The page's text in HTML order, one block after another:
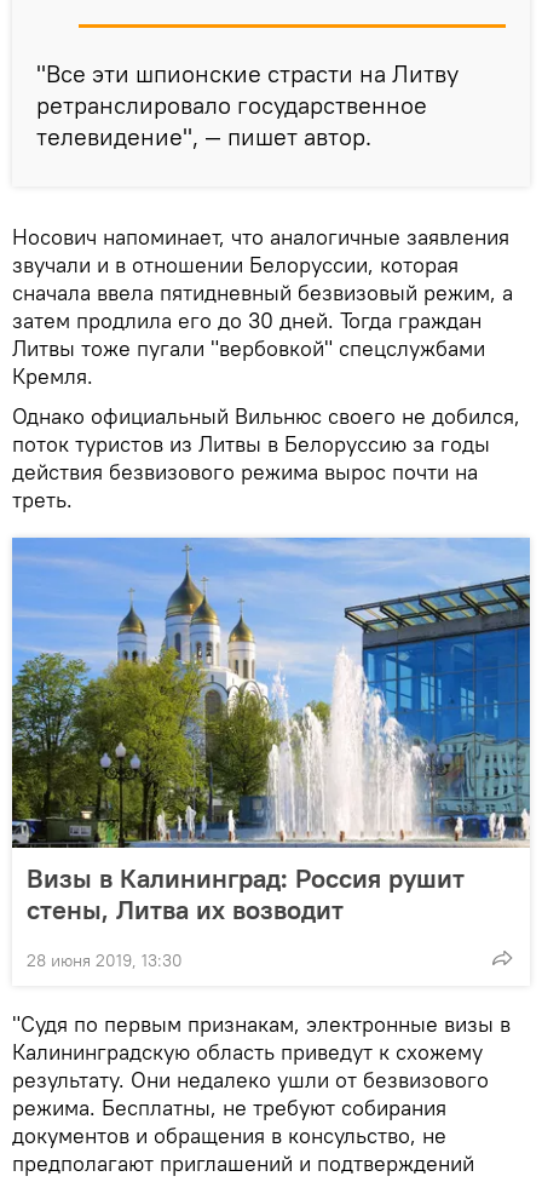
"Все эти шпионские страсти на Литву
ретранслировало государственное
телевидение", — пишет автор.
Носович напоминает, что аналогичные заявления
звучали и в отношении Белоруссии, которая
сначала ввела пятидневный безвизовый режим, а
затем продлила его до 30 дней. Тогда граждан
Литвы тоже пугали "вербовкой" спецслужбами
Кремля.
Однако официальный Вильнюс своего не добился,
поток туристов из Литвы в Белоруссию за годы
действия безвизового режима вырос почти на
треть.
Визы в Калининград: Россия рушит
стены, Литва их возводит
28 июня 2019, 13:30
"Судя по первым признакам, электронные визы в
Калининградскую область приведут к схожему
результату. Они недалеко ушли от безвизового
режима. Бесплатны, не требуют собирания
документов и обращения в консульство, не
предполагают приглашений и подтверждений